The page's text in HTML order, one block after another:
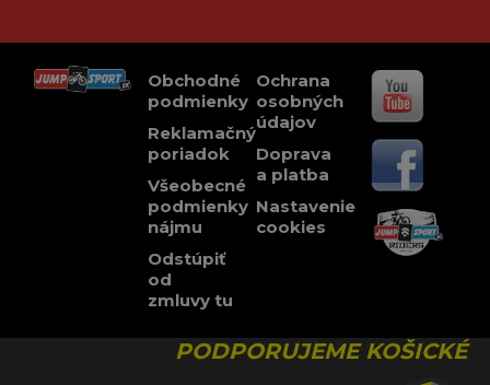
Obchodné
podmienky
Reklamačný
poriadok
Všeobecné
podmienky
nájmu
Odstúpiť
od
zmluvy tu
Ochrana
osobných
údajov
Doprava
a platba
Nastavenie
cookies
PODPORUJEME KOŠICKÉ